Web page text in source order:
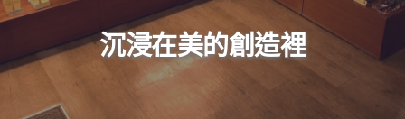
沉浸在﻿美的創造裡